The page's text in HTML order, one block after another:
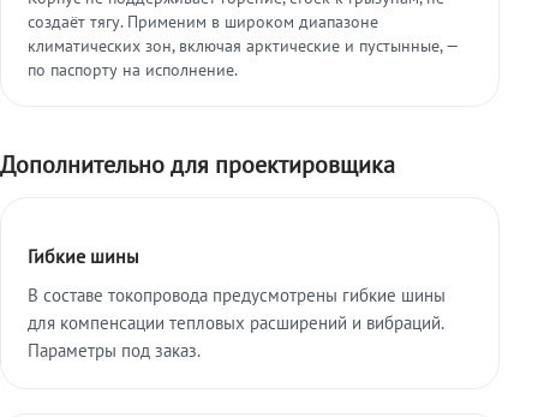
создаёт тягу. Применим в широком диапазоне
климатических зон, включая арктические и пустынные, —
по паспорту на исполнение.
Дополнительно для проектировщика
Гибкие шины
В составе токопровода предусмотрены гибкие шины
для компенсации тепловых расширений и вибраций.
Параметры под заказ.